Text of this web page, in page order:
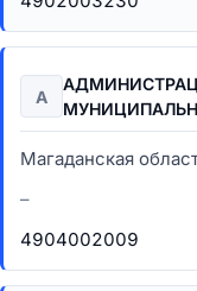
А
Магаданская
–
4904002009